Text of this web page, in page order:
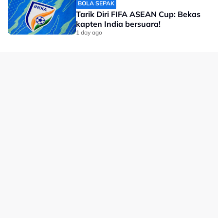
pemulihannya serta mendoakan agar Ee Wei kembali
beraksi di gelanggang secepat mungkin,” menurut
kenyataan BAM.
BOLA SEPAK
Tarik Diri FIFA ASEAN Cup: Bekas
kapten India bersuara!
1 day ago